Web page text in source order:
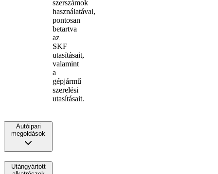
szerszámok
használatával,
pontosan
betartva
az
SKF
utasításait,
valamint
a
gépjármű
szerelési
utasításait.
Autóipari
megoldások
Utángyártott